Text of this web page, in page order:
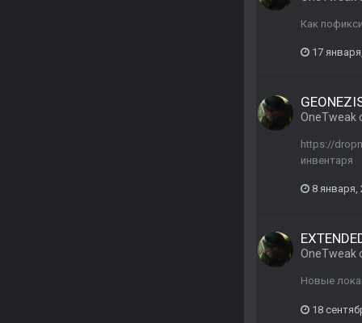
Как
17
OneTweak
https://
инвентаря
8 января,
OneTweak
Новые
18